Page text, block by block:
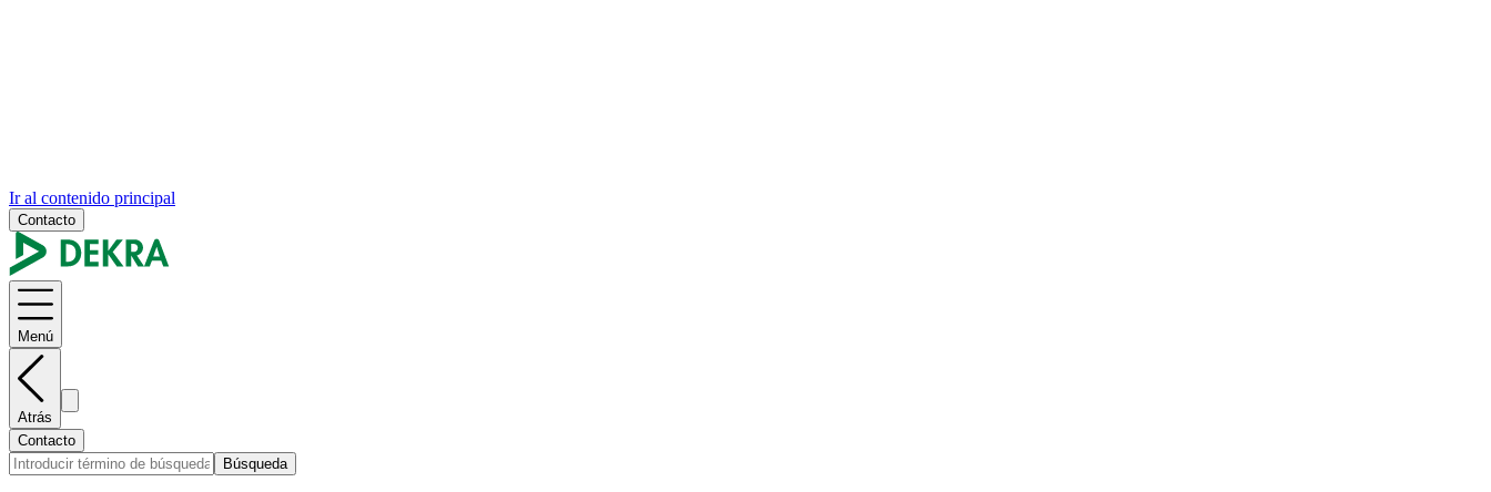
Ir al contenido principal
Contacto
Menú
Atrás
Contacto
Búsqueda